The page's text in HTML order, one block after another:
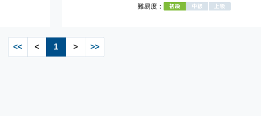
難易度：
<< < 1 > >>